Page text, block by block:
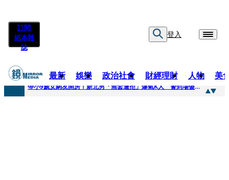
訂閱
紙本雜
誌
登入
最新 娛樂 政治社會 財經理財 人物 美
快訊
帶小9歲女網友開房！新北男「無套遭拒」爆氣K人 警到場傻眼搜到手銬、改造槍